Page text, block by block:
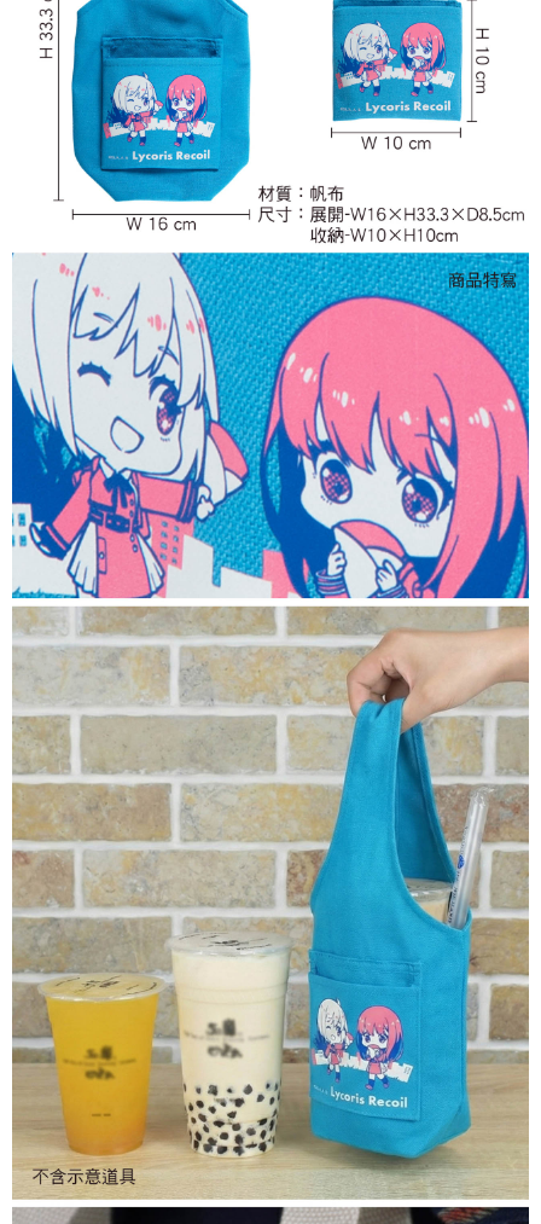
(不開放使用，請勿選取）
每筆NT$9,999
7-11取貨付款
每筆NT$65，滿NT$1,300(含以上)免運費
付款後7-11取貨
每筆NT$65，滿NT$1,300(含以上)免運費
宅配-木棉花樂園專用
每筆NT$100，滿NT$1,300(含以上)免運費
宅配-離島(澎湖/金門/馬祖)-木棉花樂園專用
每筆NT$220
黑貓宅配-貨到付款
每筆NT$150